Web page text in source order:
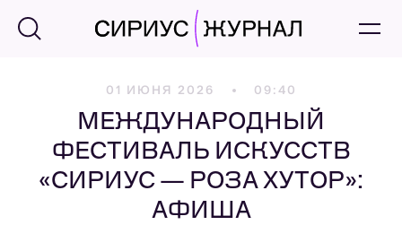
01 ИЮНЯ 2026 09:40
МЕЖДУНАРОДНЫЙ
ФЕСТИВАЛЬ ИСКУССТВ
«СИРИУС — РОЗА ХУТОР»:
АФИША